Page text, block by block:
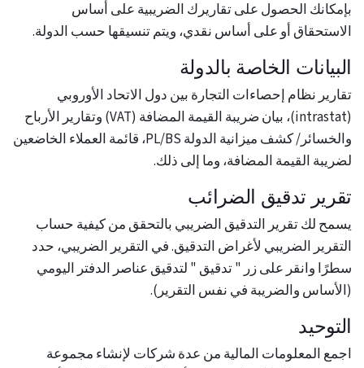
بإمكانك الحصول على تقاريرك الضريبية على أساس
الاستحقاق أو على أساس نقدي، ويتم تنسيقها حسب الدولة.
البيانات الخاصة بالدولة
تقارير نظام إحصاءات التجارة بين دول الاتحاد الأوروبي
(intrastat)، بيان ضريبة القيمة المضافة (VAT) وتقارير الأرباح
والخسائر/ كشف ميزانية الدولة PL/BS، قائمة العملاء الخاضعين
لضريبة القيمة المضافة، وما إلى ذلك.
تقرير تدقيق الضرائب
يسمح لك تقرير التدقيق الضريبي بالتحقق من كيفية حساب
التقرير الضريبي لأغراض التدقيق. في التقرير الضريبي، حدد
سطرًا وانقر على زر " تدقيق " لتدقيق عناصر الدفتر اليومي
(الأساس والضريبة في نفس التقرير).
التوحيد
اجمع المعلومات المالية من عدة شركات لإنشاء مجموعة